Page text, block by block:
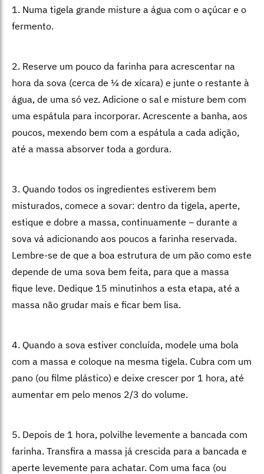
1. Numa tigela grande misture a água com o açúcar e o
fermento.
2. Reserve um pouco da farinha para acrescentar na
hora da sova (cerca de ¼ de xícara) e junte o restante à
água, de uma só vez. Adicione o sal e misture bem com
uma espátula para incorporar. Acrescente a banha, aos
poucos, mexendo bem com a espátula a cada adição,
até a massa absorver toda a gordura.
3. Quando todos os ingredientes estiverem bem
misturados, comece a sovar: dentro da tigela, aperte,
estique e dobre a massa, continuamente – durante a
sova vá adicionando aos poucos a farinha reservada.
Lembre-se de que a boa estrutura de um pão como este
depende de uma sova bem feita, para que a massa
fique leve. Dedique 15 minutinhos a esta etapa, até a
massa não grudar mais e ficar bem lisa.
4. Quando a sova estiver concluída, modele uma bola
com a massa e coloque na mesma tigela. Cubra com um
pano (ou filme plástico) e deixe crescer por 1 hora, até
aumentar em pelo menos 2/3 do volume.
5. Depois de 1 hora, polvilhe levemente a bancada com
farinha. Transfira a massa já crescida para a bancada e
aperte levemente para achatar. Com uma faca (ou